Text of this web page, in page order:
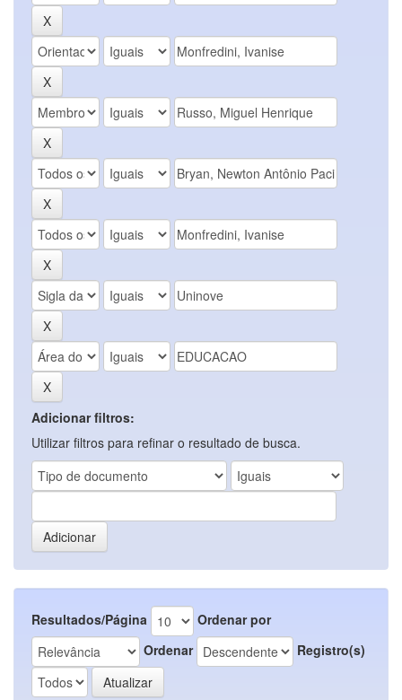
Adicionar filtros:
Utilizar filtros para refinar o resultado de busca.
Resultados/Página
Ordenar por
Ordenar
Registro(s)